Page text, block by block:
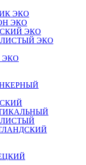
ЭКО
ЭКО
ЭКО
ЭКО